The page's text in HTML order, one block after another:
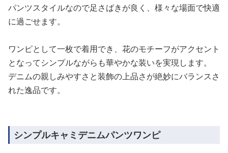
パンツスタイルなので足さばきが良く、様々な場面で快適
に過ごせます。
ワンピとして一枚で着用でき、花のモチーフがアクセント
となってシンプルながらも華やかな装いを実現します。
デニムの親しみやすさと装飾の上品さが絶妙にバランスさ
れた逸品です。
シンプルキャミデニムパンツワンピ